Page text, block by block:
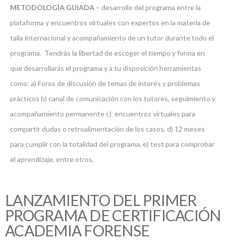
METODOLOGÍA GUIADA – desarrollo del programa entre la
plataforma y encuentros virtuales con expertos en la materia de
talla internacional y acompañamiento de un tutor durante todo el
programa. Tendrás la libertad de escoger el tiempo y forma en
que desarrollarás el programa y a tu disposición herramientas
como: a) Foros de discusión de temas de interés y problemas
prácticos b) canal de comunicación con los tutores, seguimiento y
acompañamiento permanente c) encuentros virtuales para
compartir dudas o retroalimentación de los casos, d) 12 meses
para cumplir con la totalidad del programa, e) test para comprobar
el aprendizaje, entre otros.
LANZAMIENTO DEL PRIMER
PROGRAMA DE CERTIFICACIÓN
ACADEMIA FORENSE